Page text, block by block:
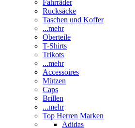
Fahrräder
Rucksäcke
Taschen und Koffer
...mehr
Oberteile
T-Shirts
Trikots
...mehr
Accessoires
Mützen
Caps
Brillen
...mehr
Top Herren Marken
Adidas